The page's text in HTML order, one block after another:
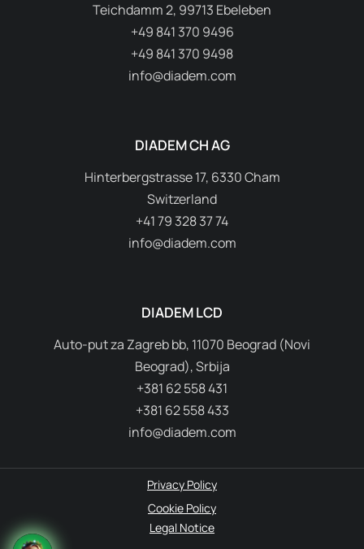
Teichdamm 2, 99713 Ebeleben
+49 841 370 9496
+49 841 370 9498
info@diadem.com
DIADEM CH AG
Hinterbergstrasse 17, 6330 Cham
Switzerland
+41 79 328 37 74
info@diadem.com
DIADEM LCD
Auto-put za Zagreb bb, 11070 Beograd (Novi
Beograd), Srbija
+381 62 558 431
+381 62 558 433
info@diadem.com
Privacy Policy
Cookie Policy
Legal Notice